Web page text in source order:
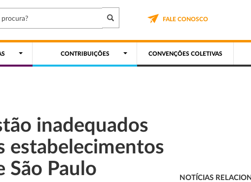
FALE CONOSCO
CONTRIBUIÇÕES CONVENÇÕES COLETIVAS
inadequados
estabelecimentos
São Paulo
NOTÍCIAS